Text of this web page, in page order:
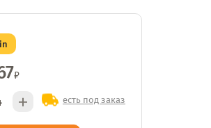
₽
есть под заказ